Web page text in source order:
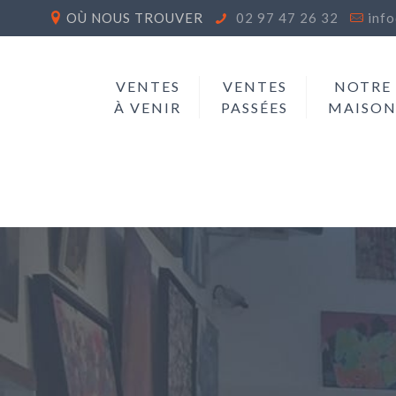
OÙ NOUS TROUVER 02 97 47 26 32
VENTES
À VENIR
VENTES
PASSÉES
NOTRE